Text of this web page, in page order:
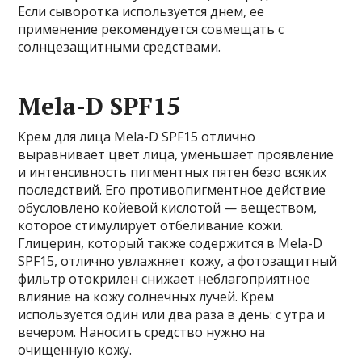
Если сыворотка используется днем, ее
применение рекомендуется совмещать с
солнцезащитными средствами.
Mela-D SPF15
Крем для лица Mela-D SPF15 отлично
выравнивает цвет лица, уменьшает проявление
и интенсивность пигментных пятен безо всяких
последствий. Его противопигментное действие
обусловлено койевой кислотой — веществом,
которое стимулирует отбеливание кожи.
Глицерин, который также содержится в Mela-D
SPF15, отлично увлажняет кожу, а фотозащитный
фильтр отокрилен снижает неблагоприятное
влияние на кожу солнечных лучей. Крем
используется один или два раза в день: с утра и
вечером. Наносить средство нужно на
очищенную кожу.